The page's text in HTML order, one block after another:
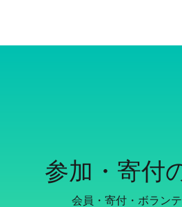
参加・寄付
会員・寄付・ボラン